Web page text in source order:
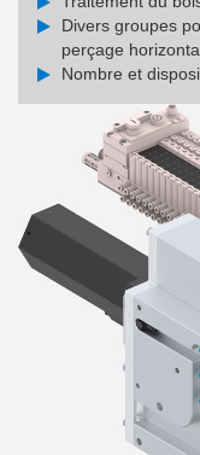
Divers groupes
perçage
Nombre et